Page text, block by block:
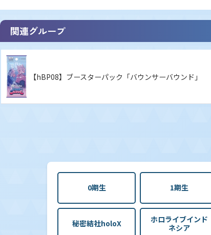
関連グループ
【hBP08】ブースターパック「バウンサーバウンド」
0期生 1期生
秘密結社holoX
ホロライブインド
ネシア